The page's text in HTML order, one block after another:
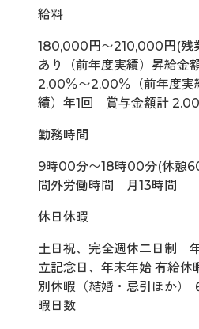
給料
180,000円〜210,000円(残
あり（前年度実績）昇給金
2.00％〜2.00％（前年度実
績）年1回 賞与金額計 2.00
勤務時間
9時00分〜18時00分(休憩
間外労働時間 月13時間
休日休暇
土日祝、完全週休二日制
立記念日、年末年始 有給
別休暇（結婚・忌引ほか）
暇日数